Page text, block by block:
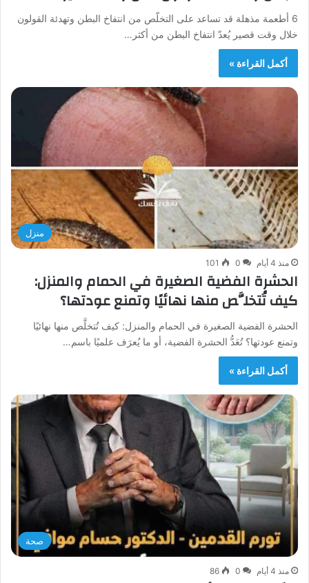
6 أطعمة مذهلة قد تساعد على التخلّص من انتفاخ البطن وتهدئة القولون
خلال وقت قصير يُعدّ انتفاخ البطن من أكثر…
أكمل القراءة »
منزل
منذ 4 أيام 0
101
الحشرة الفضية الصغيرة في الحمام والمنزل:
كيف تُتخلَّص منها نهائيًا وتمنع عودتها؟
الحشرة الفضية الصغيرة في الحمام والمنزل: كيف تُتخلَّص منها نهائيًا
وتمنع عودتها؟ تُعَدُّ الحشرة الفضية، أو ما يُعرَف علميًا باسم…
أكمل القراءة »
صحة
منذ 4 أيام 0
86